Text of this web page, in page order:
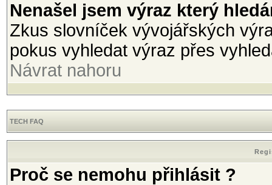
Nenašel jsem výraz který
Zkus slovníček vývojářských
pokus vyhledat výraz přes
Návrat nahoru
TECH FAQ
Proč se nemohu přihlásit ?